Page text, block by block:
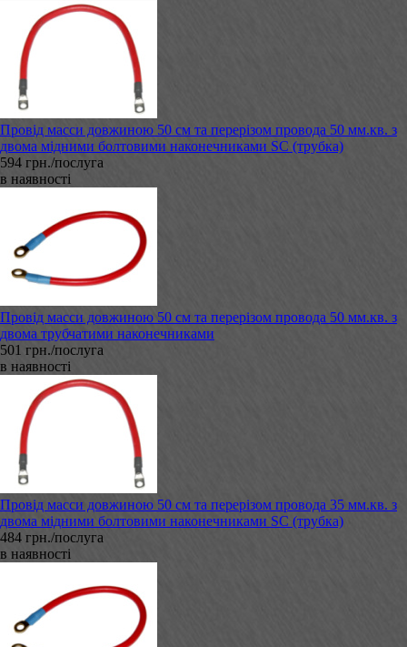
Провід масси довжиною 50 см та перерізом провода 50 мм.кв. з
двома мідними болтовими наконечниками SC (трубка)
594 грн./послуга
в наявності
Провід масси довжиною 50 см та перерізом провода 50 мм.кв. з
двома трубчатими наконечниками
501 грн./послуга
в наявності
Провід масси довжиною 50 см та перерізом провода 35 мм.кв. з
двома мідними болтовими наконечниками SC (трубка)
484 грн./послуга
в наявності